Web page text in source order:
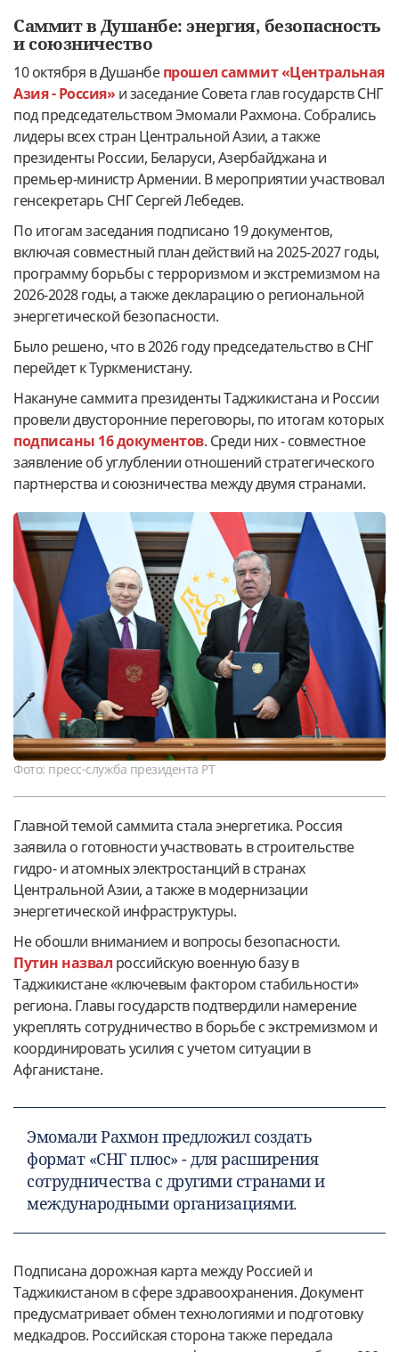
Саммит в Душанбе: энергия, безопасность
и союзничество
10 октября в Душанбепрошел саммит «Центральная
Азия - Россия» и заседание Совета глав государств СНГ
под председательством Эмомали Рахмона. Собрались
лидеры всех стран Центральной Азии, а также
президенты России, Беларуси, Азербайджана и
премьер-министр Армении. В мероприятии участвовал
генсекретарь СНГ Сергей Лебедев.
По итогам заседания подписано 19 документов,
включая совместный план действий на 2025-2027 годы,
программу борьбы с терроризмом и экстремизмом на
2026-2028 годы, а также декларацию о региональной
энергетической безопасности.
Было решено, что в 2026 году председательство в СНГ
перейдет к Туркменистану.
Накануне саммита президенты Таджикистана и России
провели двусторонние переговоры, по итогам которых
подписаны 16 документов. Среди них - совместное
заявление об углублении отношений стратегического
партнерства и союзничества между двумя странами.
Фото: пресс-служба президента РТ
Главной темой саммита стала энергетика. Россия
заявила о готовности участвовать в строительстве
гидро- и атомных электростанций в странах
Центральной Азии, а также в модернизации
энергетической инфраструктуры.
Не обошли вниманием и вопросы безопасности.
Путин назвал российскую военную базу в
Таджикистане «ключевым фактором стабильности»
региона. Главы государств подтвердили намерение
укреплять сотрудничество в борьбе с экстремизмом и
координировать усилия с учетом ситуации в
Афганистане.
Эмомали Рахмон предложил создать
формат «СНГ плюс» - для расширения
сотрудничества с другими странами и
международными организациями.
Подписана дорожная карта между Россией и
Таджикистаном в сфере здравоохранения. Документ
предусматривает обмен технологиями и подготовку
медкадров. Российская сторона также передала